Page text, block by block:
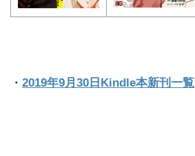
・ 2019年9月30日Kindle本新刊一覧